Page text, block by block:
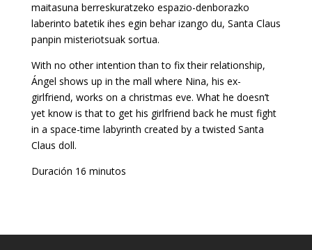
maitasuna berreskuratzeko espazio-denborazko
laberinto batetik ihes egin behar izango du, Santa Claus
panpin misteriotsuak sortua.
With no other intention than to fix their relationship,
Ángel shows up in the mall where Nina, his ex-
girlfriend, works on a christmas eve. What he doesn’t
yet know is that to get his girlfriend back he must fight
in a space-time labyrinth created by a twisted Santa
Claus doll.
Duración 16 minutos